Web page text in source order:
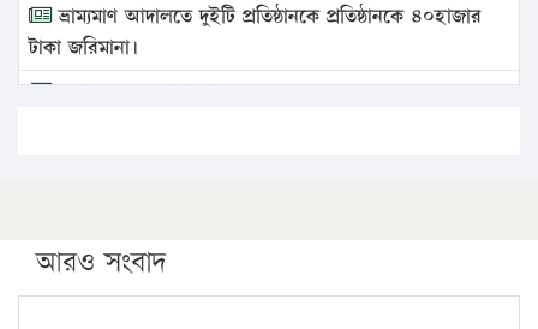
ভ্রাম্যমাণ আদালতে দুইটি প্রতিষ্ঠানকে প্রতিষ্ঠানকে ৪০হাজার
টাকা জরিমানা।
এবার লঞ্চের ভাড়া বাড়ল
পিএইচডি করছেন কুয়েটের কৃতি…
সারা দেশে বজ্রাঘাতে ১৪ জনের প্রাণহানি
আরও সংবাদ